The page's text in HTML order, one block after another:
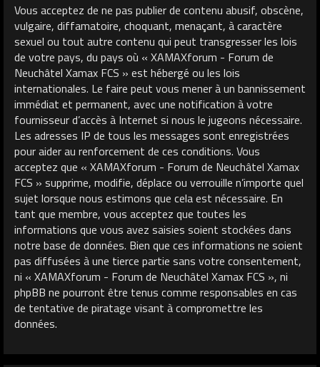
Vous acceptez de ne pas publier de contenu abusif, obscène,
vulgaire, diffamatoire, choquant, menaçant, à caractère
sexuel ou tout autre contenu qui peut transgresser les lois
de votre pays, du pays où « XAMAXforum - Forum de
Neuchâtel Xamax FCS » est hébergé ou les lois
internationales. Le faire peut vous mener à un bannissement
immédiat et permanent, avec une notification à votre
fournisseur d’accès à Internet si nous le jugeons nécessaire.
Les adresses IP de tous les messages sont enregistrées
pour aider au renforcement de ces conditions. Vous
acceptez que « XAMAXforum - Forum de Neuchâtel Xamax
FCS » supprime, modifie, déplace ou verrouille n’importe quel
sujet lorsque nous estimons que cela est nécessaire. En
tant que membre, vous acceptez que toutes les
informations que vous avez saisies soient stockées dans
notre base de données. Bien que ces informations ne soient
pas diffusées à une tierce partie sans votre consentement,
ni « XAMAXforum - Forum de Neuchâtel Xamax FCS », ni
phpBB ne pourront être tenus comme responsables en cas
de tentative de piratage visant à compromettre les
données.